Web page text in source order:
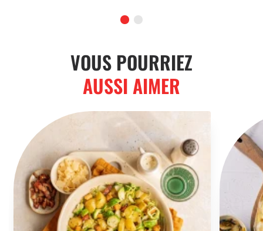
VOUS POURRIEZ
AUSSI AIMER